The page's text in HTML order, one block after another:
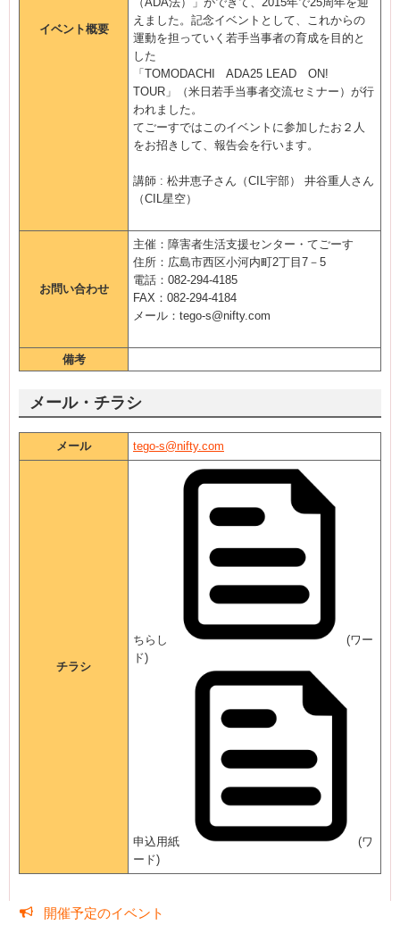
イベント概要
えました。記念イベントとして、これからの
運動を担っていく若手当事者の育成を目的と
した
「TOMODACHI ADA25 LEAD ON!
TOUR」（米日若手当事者交流セミナー）が行
われました。
てごーすではこのイベントに参加したお２人
をお招きして、報告会を行います。
講師 : 松井恵子さん（CIL宇部） 井谷重人さん
（CIL星空）
お問い合わせ
主催：障害者生活支援センター・てごーす
住所：広島市西区小河内町2丁目7－5
電話：082-294-4185
FAX：082-294-4184
メール：tego-s@nifty.com
備考
メール・チラシ
メール tego-s@nifty.com
チラシ
ちらし
(ワー
ド)
申込用紙
(ワ
ード)
開催予定のイベント